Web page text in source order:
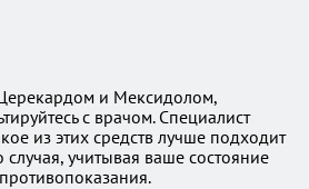
и Мексидолом,
с врачом. Специалист
из этих средств лучше подходит
учитывая ваше состояние